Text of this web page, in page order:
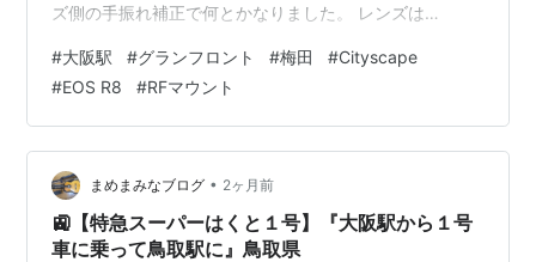
ズ側の手振れ補正で何とかなりました。 レンズは
くれるCanonもなかなかやりますね。 梅田の再開発はビ
ルを詰め込むのでは無く、敢えて余白を残して進めて行
ったこともあり広い空が見えます。 そして、観光客も多
いですね。 これぐらいの夕暮れ時でも、F1.2の絞り開放
ではシャッタースピードが足りずに光量過多になってし
まいます。…
#大阪駅 #グランフロント #梅田 #Cityscape
#EOS R8 #RFマウント
まめまみなブログ • 2ヶ月前
🚉【特急スーパーはくと１号】『大阪駅から１号
車に乗って鳥取駅に』鳥取県